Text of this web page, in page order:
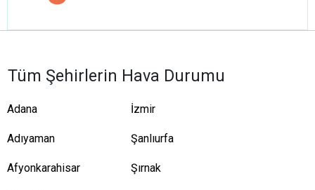
Tüm Şehirlerin Hava Durumu
Adana
Adıyaman
Afyonkarahisar
İzmir
Şanlıurfa
Şırnak